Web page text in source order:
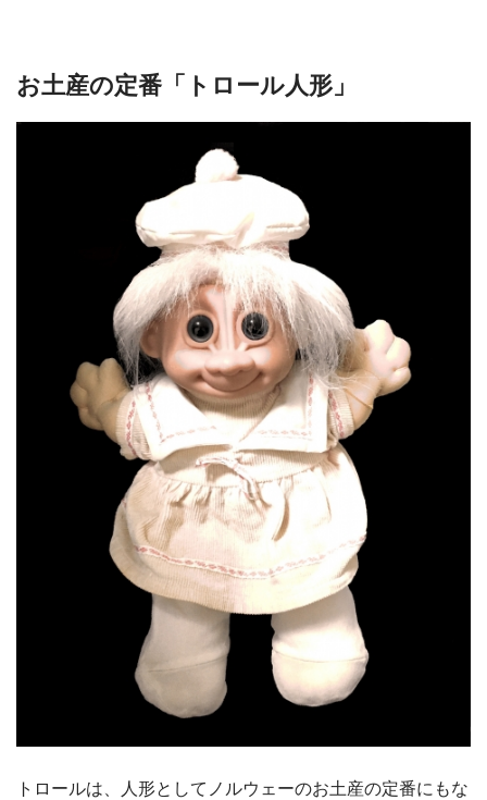
お土産の定番「トロール人形」
トロールは、人形としてノルウェーのお土産の定番にもな